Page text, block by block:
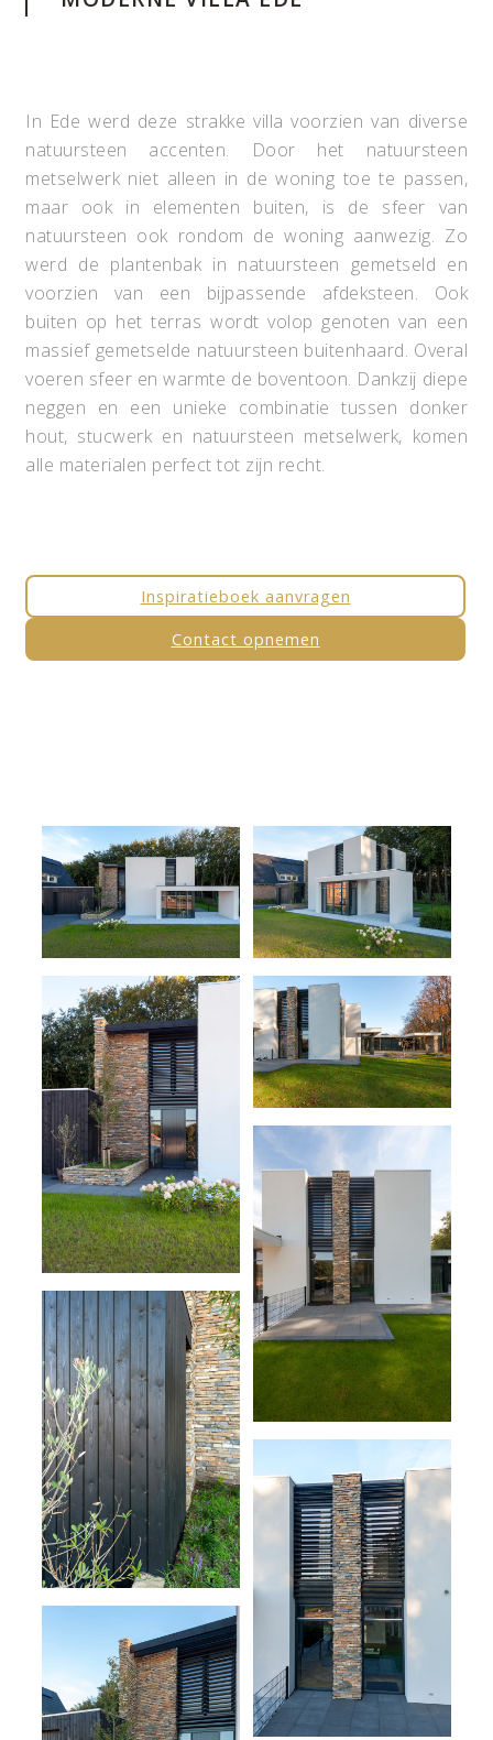
In Ede werd deze strakke villa voorzien van diverse
natuursteen accenten. Door het natuursteen
metselwerk niet alleen in de woning toe te passen,
maar ook in elementen buiten, is de sfeer van
natuursteen ook rondom de woning aanwezig. Zo
werd de plantenbak in natuursteen gemetseld en
voorzien van een bijpassende afdeksteen. Ook
buiten op het terras wordt volop genoten van een
massief gemetselde natuursteen buitenhaard. Overal
voeren sfeer en warmte de boventoon. Dankzij diepe
neggen en een unieke combinatie tussen donker
hout, stucwerk en natuursteen metselwerk, komen
alle materialen perfect tot zijn recht.
Inspiratieboek aanvragen
Contact opnemen